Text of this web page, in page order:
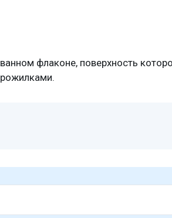
флаконе, поверхность